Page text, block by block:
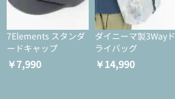
7Elements スタンダ
ードキャップ
￥7,990
ダイニーマ製3Wayド
ライバッグ
￥14,990